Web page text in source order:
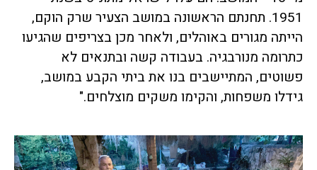
1951. תחנתם הראשונה במושב הצעיר שרק הוקם,
הייתה מגורים באוהלים, ולאחר מכן בצריפים שהגיעו
כתרומה מנורבגיה. בעבודה קשה ובתנאים לא
פשוטים, המתיישבים בנו את ביתי הקבע במושב,
גידלו משפחות, והקימו משקים מוצלחים."